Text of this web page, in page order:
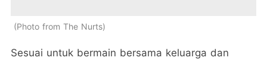
Photo from The Nurts
Sesuai untuk bermain bersama keluarga dan